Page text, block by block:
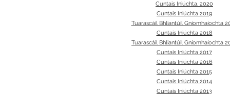
Cuntais Iniúchta, 2020
Cuntais Iniúchta 2019
Tuarascáil Bhliantúil Gníomhaíochta
Cuntais Iniúchta 2018
Tuarascáil Bhliantúil Gníomhaíochta
Cuntais Iniúchta 2017
Cuntais Iniúchta 2016
Cuntais Iniúchta 2015
Cuntais Iniúchta 2014
Cuntais Iniúchta 2013